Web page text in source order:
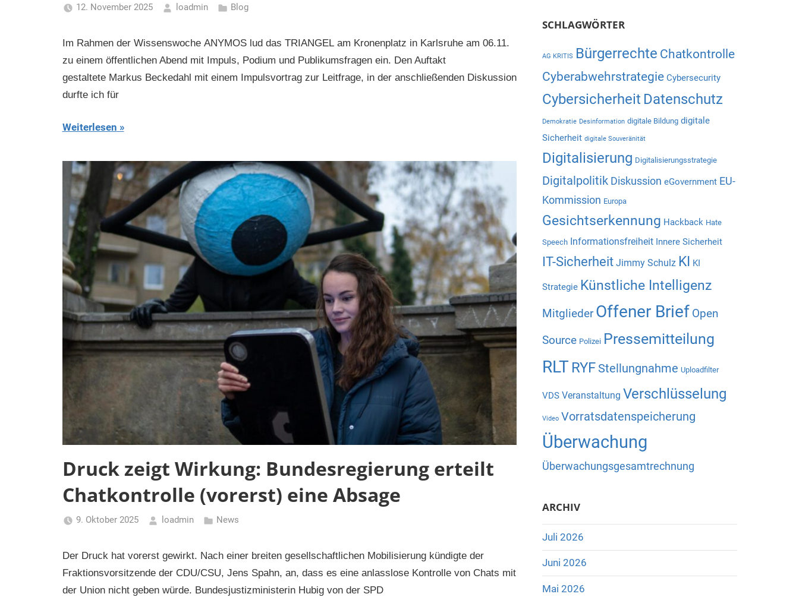
12. November 2025 loadmin Blog
Im Rahmen der Wissenswoche ANYMOS lud das TRIANGEL am Kronenplatz in Karlsruhe am 06.11.
zu einem öffentlichen Abend mit Impuls, Podium und Publikumsfragen ein. Den Auftakt
gestaltete Markus Beckedahl mit einem Impulsvortrag zur Leitfrage, in der anschließenden Diskussion
durfte ich für
Weiterlesen
Druck zeigt Wirkung: Bundesregierung erteilt
Chatkontrolle (vorerst) eine Absage
9. Oktober 2025 loadmin News
Der Druck hat vorerst gewirkt. Nach einer breiten gesellschaftlichen Mobilisierung kündigte der
Fraktionsvorsitzende der CDU/CSU, Jens Spahn, an, dass es eine anlasslose Kontrolle von Chats mit
der Union nicht geben würde. Bundesjustizministerin Hubig von der SPD
SCHLAGWÖRTER
AG KRITIS Bürgerrechte Chatkontrolle
Cyberabwehrstrategie Cybersecurity
Cybersicherheit Datenschutz
Demokratie Desinformation digitale Bildung digitale
Sicherheit digitale Souveränität
Digitalisierung Digitalisierungsstrategie
Digitalpolitik Diskussion eGovernment EU-
Kommission Europa
Gesichtserkennung Hackback Hate
Speech Informationsfreiheit Innere Sicherheit
IT-Sicherheit Jimmy Schulz KI KI
Strategie Künstliche Intelligenz
Mitglieder Offener Brief Open
Source Polizei Pressemitteilung
RLT RYF Stellungnahme Uploadfilter
VDS Veranstaltung Verschlüsselung
Video Vorratsdatenspeicherung
Überwachung
Überwachungsgesamtrechnung
ARCHIV
Juli 2026
Juni 2026
Mai 2026